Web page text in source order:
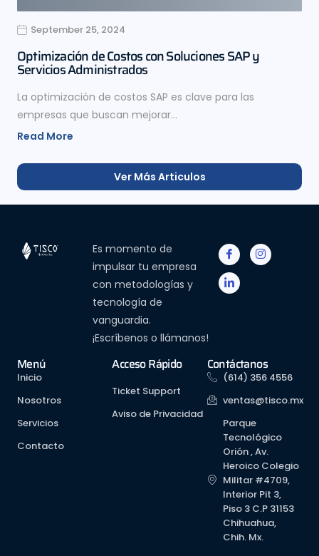
September 25, 2024
Optimización de Costos con Soluciones SAP y
Servicios Administrados
La optimización de costos SAP es clave para las
empresas que buscan mejorar…
Read More
Ver Más Articulos
Es momento de
impulsar tu empresa
con metodologías y
tecnología de
vanguardia.
¡Escríbenos o llámanos!
Acceso Rápido
Ticket Support
Aviso de Privacidad
Contáctanos
(614) 356 4556
ventas@tisco.mx
Parque
Tecnológico
Orión , Av.
Heroico Colegio
Militar #4709,
Interior Pit 3,
Piso 3 C.P 31153
Chihuahua,
Chih. Mx.
Menú
Inicio
Nosotros
Servicios
Contacto